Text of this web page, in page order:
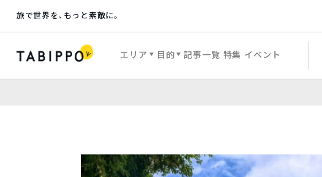
旅で世界を、もっと素敵に。
エリア 目的 記事一覧 特集 イベント